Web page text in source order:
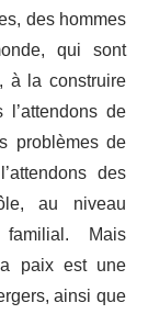
des hommes
qui sont
à la construire
de
problèmes de
des
au niveau
Mais
paix est une
ainsi que